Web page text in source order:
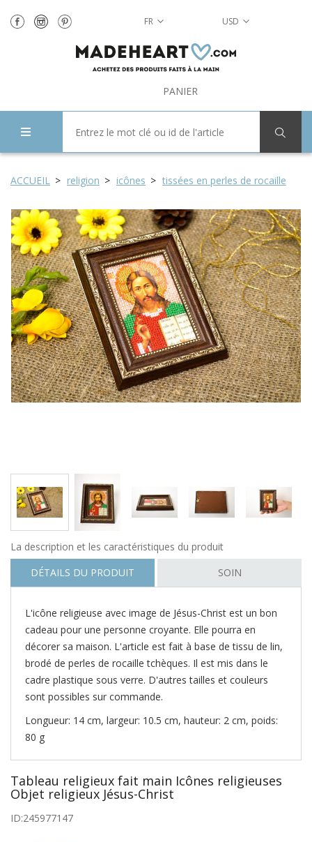
FR USD
PANIER
ACCUEIL religion icônes tissées en perles de rocaille
La description et les caractéristiques du produit
DÉTAILS DU PRODUIT
SOIN
L'icône religieuse avec image de Jésus-Christ est un bon
cadeau pour une personne croyante. Elle pourra en
décorer sa maison. L'article est fait à base de tissu de lin,
brodé de perles de rocaille tchèques. Il est mis dans le
cadre plastique sous verre. D'autres tailles et couleurs
sont possibles sur commande.
Longueur: 14 cm, largeur: 10.5 cm, hauteur: 2 cm, poids:
80 g
Tableau religieux fait main Icônes religieuses
Objet religieux Jésus-Christ
ID:245977147